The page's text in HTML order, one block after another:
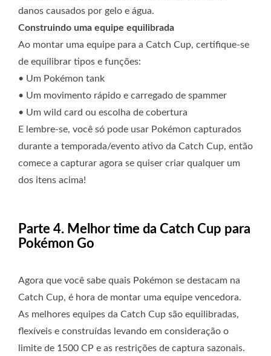
danos causados ​​por gelo e água.
Construindo uma equipe equilibrada
Ao montar uma equipe para a Catch Cup, certifique-se
de equilibrar tipos e funções:
• Um Pokémon tank
• Um movimento rápido e carregado de spammer
• Um wild card ou escolha de cobertura
E lembre-se, você só pode usar Pokémon capturados
durante a temporada/evento ativo da Catch Cup, então
comece a capturar agora se quiser criar qualquer um
dos itens acima!
Parte 4. Melhor time da Catch Cup para
Pokémon Go
Agora que você sabe quais Pokémon se destacam na
Catch Cup, é hora de montar uma equipe vencedora.
As melhores equipes da Catch Cup são equilibradas,
flexíveis e construídas levando em consideração o
limite de 1500 CP e as restrições de captura sazonais.